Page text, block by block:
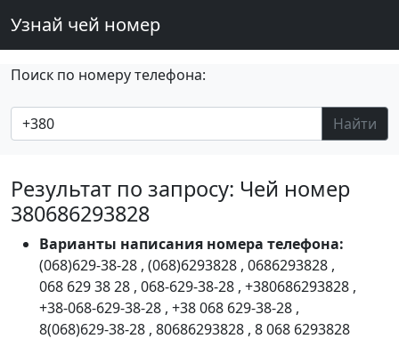
Узнай чей номер
Поиск по номеру телефона:
Найти
Результат по запросу: Чей номер
380686293828
Варианты написания номера телефона:
(068)629-38-28 , (068)6293828 , 0686293828 ,
068 629 38 28 , 068-629-38-28 , +380686293828 ,
+38-068-629-38-28 , +38 068 629-38-28 ,
8(068)629-38-28 , 80686293828 , 8 068 6293828